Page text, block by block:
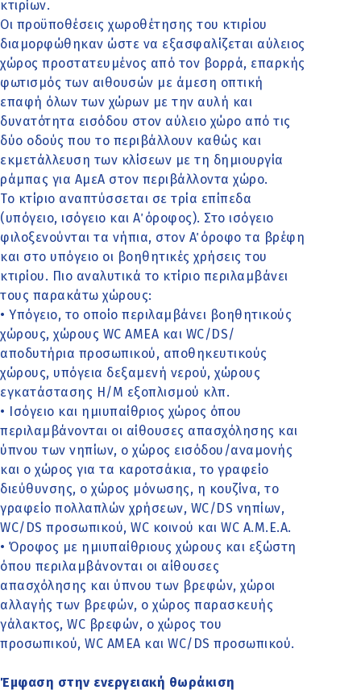
κτιρίων.
Οι προϋποθέσεις χωροθέτησης του κτιρίου
διαμορφώθηκαν ώστε να εξασφαλίζεται αύλειος
χώρος προστατευμένος από τον βορρά, επαρκής
φωτισμός των αιθουσών με άμεση οπτική
επαφή όλων των χώρων με την αυλή και
δυνατότητα εισόδου στον αύλειο χώρο από τις
δύο οδούς που το περιβάλλουν καθώς και
εκμετάλλευση των κλίσεων με τη δημιουργία
ράμπας για ΑμεΑ στον περιβάλλοντα χώρο.
Το κτίριο αναπτύσσεται σε τρία επίπεδα
(υπόγειο, ισόγειο και Α΄ όροφος). Στο ισόγειο
φιλοξενούνται τα νήπια, στον Α΄ όροφο τα βρέφη
και στο υπόγειο οι βοηθητικές χρήσεις του
κτιρίου. Πιο αναλυτικά το κτίριο περιλαμβάνει
τους παρακάτω χώρους:
• Υπόγειο, το οποίο περιλαμβάνει βοηθητικούς
χώρους, χώρους WC AMEA και WC/DS/
αποδυτήρια προσωπικού, αποθηκευτικούς
χώρους, υπόγεια δεξαμενή νερού, χώρους
εγκατάστασης Η/Μ εξοπλισμού κλπ.
• Ισόγειο και ημιυπαίθριος χώρος όπου
περιλαμβάνονται οι αίθουσες απασχόλησης και
ύπνου των νηπίων, ο χώρος εισόδου/αναμονής
και ο χώρος για τα καροτσάκια, το γραφείο
διεύθυνσης, ο χώρος μόνωσης, η κουζίνα, το
γραφείο πολλαπλών χρήσεων, WC/DS νηπίων,
WC/DS προσωπικού, WC κοινού και WC Α.Μ.Ε.Α.
• Όροφος με ημιυπαίθριους χώρους και εξώστη
όπου περιλαμβάνονται οι αίθουσες
απασχόλησης και ύπνου των βρεφών, χώροι
αλλαγής των βρεφών, ο χώρος παρασκευής
γάλακτος, WC βρεφών, ο χώρος του
προσωπικού, WC AMEA και WC/DS προσωπικού.
Έμφαση στην ενεργειακή θωράκιση